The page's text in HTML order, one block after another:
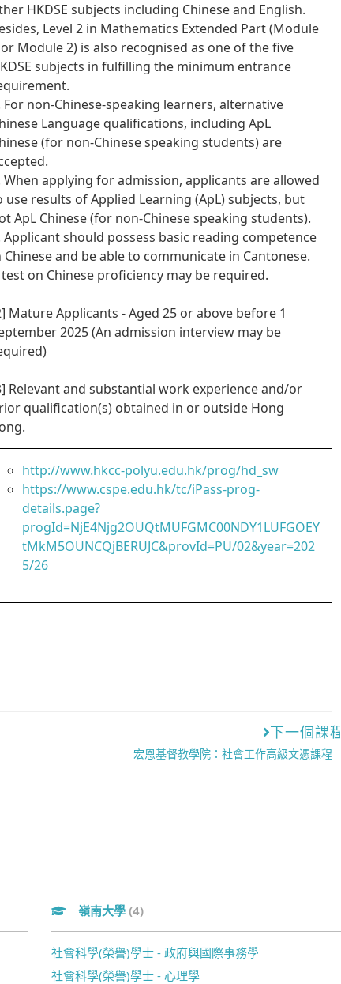
HKDSE subjects including Chinese and English.
Level 2 in Mathematics Extended Part (Module
Module 2) is also recognised as one of the five
subjects in fulfilling the minimum entrance
For non-Chinese-speaking learners, alternative
Language qualifications, including ApL
(for non-Chinese speaking students) are
When applying for admission, applicants are allowed
use results of Applied Learning (ApL) subjects, but
ApL Chinese (for non-Chinese speaking students).
Applicant should possess basic reading competence
Chinese and be able to communicate in Cantonese.
test on Chinese proficiency may be required.
Mature Applicants - Aged 25 or above before 1
2025 (An admission interview may be
Relevant and substantial work experience and/or
qualification(s) obtained in or outside Hong
http://www.hkcc-polyu.edu.hk/prog/hd_sw
https://www.cspe.edu.hk/tc/iPass-prog-
details.page?
progId=NjE4Njg2OUQtMUFGMC00NDY1LUFGOEY
tMkM5OUNCQjBERUJC&provId=PU/02&year=202
5/26
下一個課程
宏恩基督教學院：社會工作高級文憑課程
嶺南大學 (4)
社會科學(榮譽)學士 - 政府與國際事務學
社會科學(榮譽)學士 - 心理學